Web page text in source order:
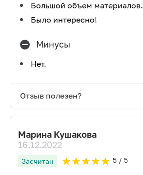
Большой объем материалов.
Было интересно!
Минусы
Нет.
Отзыв полезен?
Марина Кушакова
16.12.2022
Засчитан 5/ 5